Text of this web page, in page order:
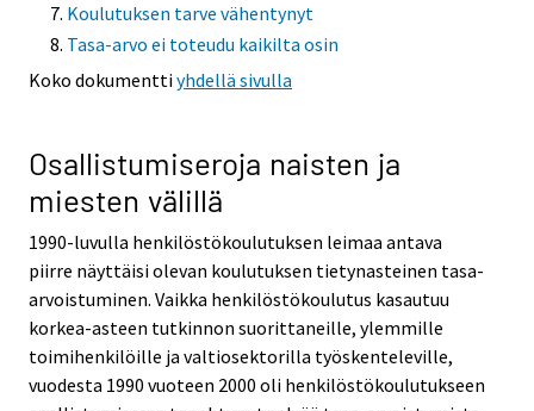
Koulutuksen tarve vähentynyt
Tasa-arvo ei toteudu kaikilta osin
Koko dokumenttiyhdellä sivulla
Osallistumiseroja naisten ja
miesten välillä
1990-luvulla henkilöstökoulutuksen leimaa antava
piirre näyttäisi olevan koulutuksen tietynasteinen tasa-
arvoistuminen. Vaikka henkilöstökoulutus kasautuu
korkea-asteen tutkinnon suorittaneille, ylemmille
toimihenkilöille ja valtiosektorilla työskenteleville,
vuodesta 1990 vuoteen 2000 oli henkilöstökoulutukseen